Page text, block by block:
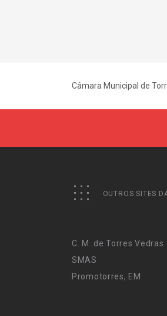
Câmara Municipal de
OUTROS SITES
C. M. de Torres Vedras
SMAS
Promotorres, EM